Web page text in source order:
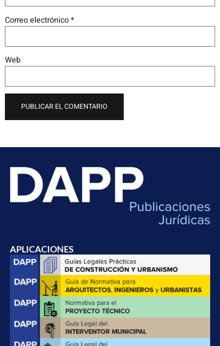
Correo electrónico*
Web
APLICACIONES